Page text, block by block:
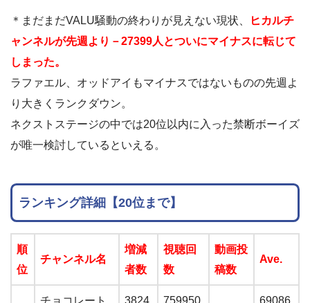
＊まだまだVALU騒動の終わりが見えない現状、
ヒカルチ
ャンネルが先週より－27399人とついにマイナスに転じて
しまった。
ラファエル、オッドアイもマイナスではないものの先週よ
り大きくランクダウン。
ネクストステージの中では20位以内に入った禁断ボーイズ
が唯一検討しているといえる。
ランキング詳細【20位まで】
順
位
チャンネル名
増減
者数
視聴回
数
動画投
稿数
Ave.
チョコレート
3824
759950
69086